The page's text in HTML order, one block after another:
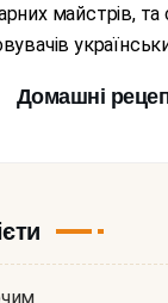
майстрів,
Домашні